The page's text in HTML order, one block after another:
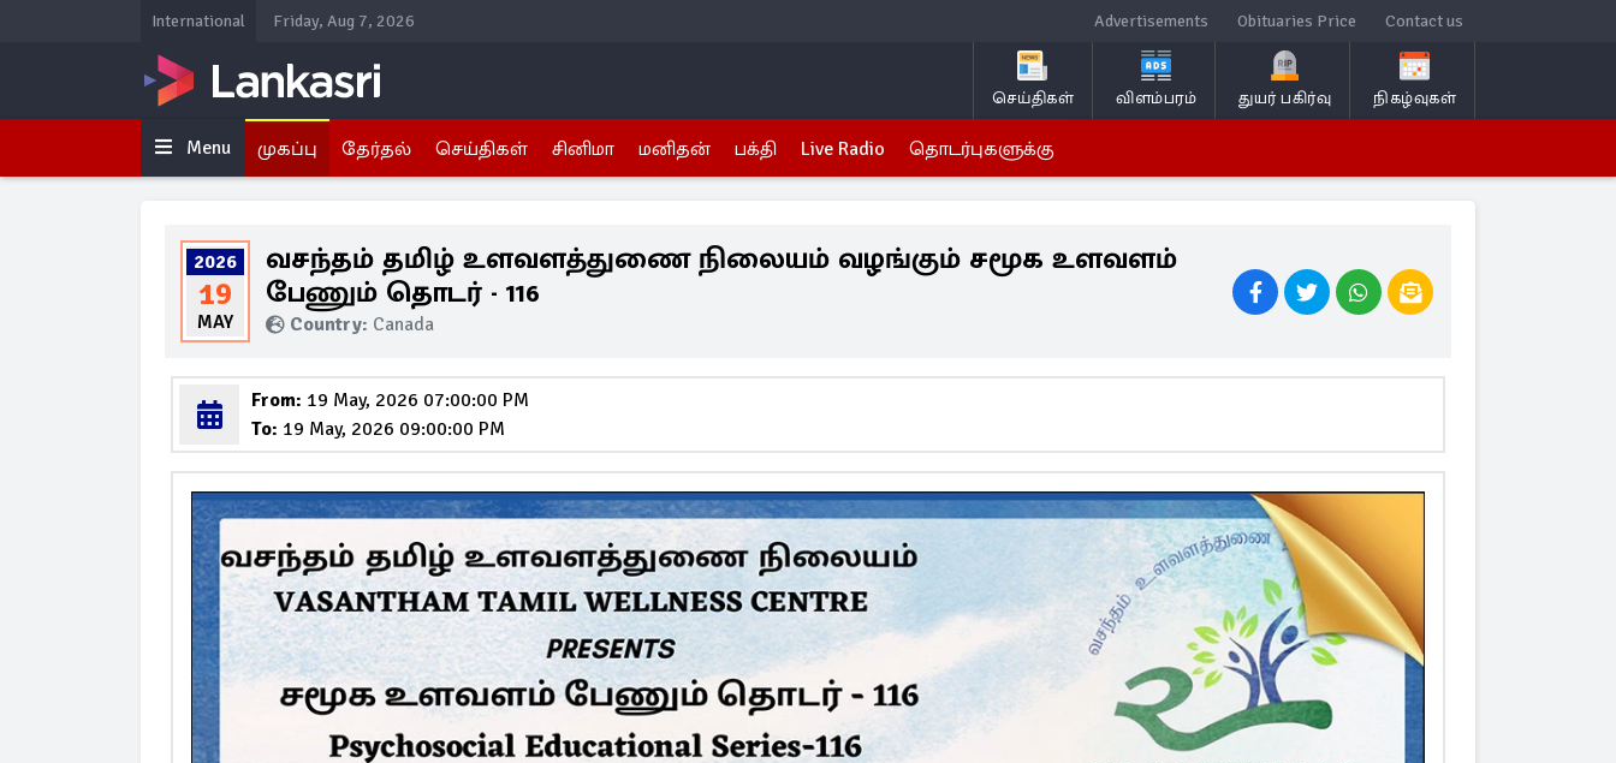
International Friday, Aug 7, 2026 Advertisements Obituaries Price Contact us
செய்திகள் விளம்பரம் துயர் பகிர்வு நிகழ்வுகள்
Menu முகப்பு தேர்தல் செய்திகள் சினிமா மனிதன் பக்தி Live Radio தொடர்புகளுக்கு
2026
19
MAY
வசந்தம் தமிழ் உளவளத்துணை நிலையம் வழங்கும் சமூக உளவளம்
பேணும் தொடர் - 116
Country: Canada
From: 19 May, 2026 07:00:00 PM
To: 19 May, 2026 09:00:00 PM